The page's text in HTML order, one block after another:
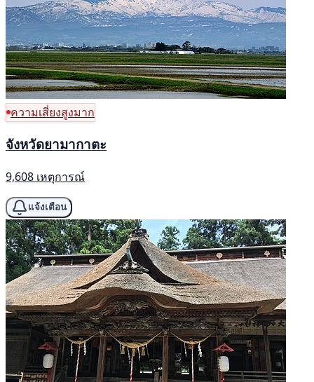
ความเสี่ยงสูงมาก
จังหวัดยามากาตะ
9,608 เหตุการณ์
แจ้งเตือน